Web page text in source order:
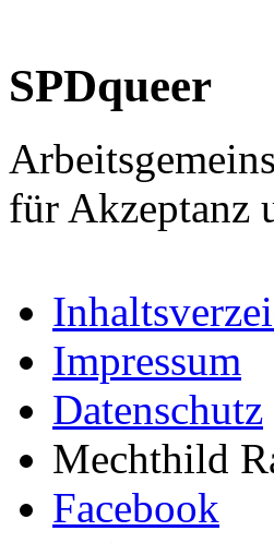
SPDqueer
für Akzeptanz
Impressum
Datenschutz
Mechthild
Facebook